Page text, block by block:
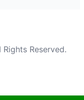
Rights Reserved.